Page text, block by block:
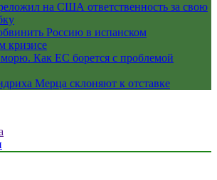
на США ответственность за свою
Россию в испанском
кризисе
Как ЕС борется с проблемой
Мерца склоняют к отставке